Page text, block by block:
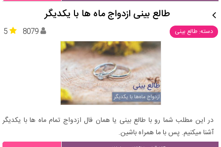
طالع بینی ازدواج ماه ها با یکدیگر
دسته: طالع بینی 5 8079
در این مطلب شما رو با طالع بینی یا همان فال ازدواج تمام ماه ها با یکدیگر
آشنا میکنیم. پس با ما همراه باشین.